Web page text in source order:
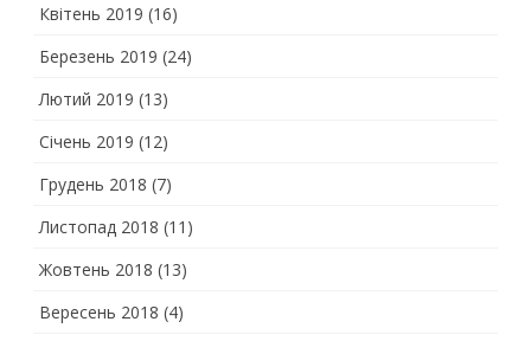
Квітень 2019 (16)
Березень 2019 (24)
Лютий 2019 (13)
Січень 2019 (12)
Грудень 2018 (7)
Листопад 2018 (11)
Жовтень 2018 (13)
Вересень 2018 (4)